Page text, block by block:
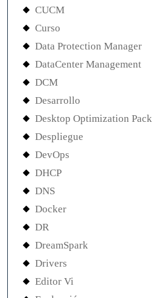
CUCM
Curso
Data Protection Manager
DataCenter Management
DCM
Desarrollo
Desktop Optimization Pack
Despliegue
DevOps
DHCP
DNS
Docker
DR
DreamSpark
Drivers
Editor Vi